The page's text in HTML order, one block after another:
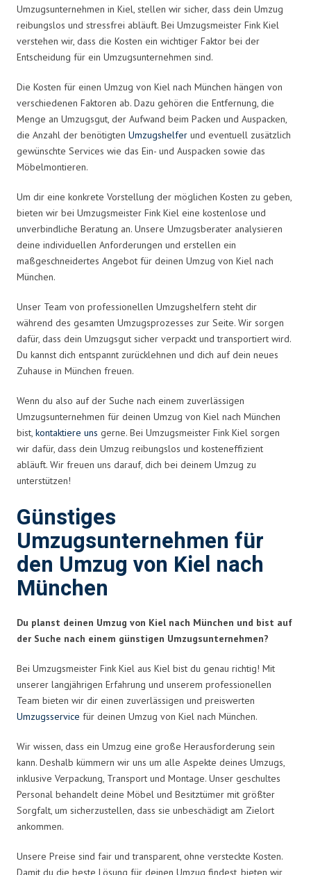
Umzugsunternehmen in Kiel, stellen wir sicher, dass dein Umzug
reibungslos und stressfrei abläuft. Bei Umzugsmeister Fink Kiel
verstehen wir, dass die Kosten ein wichtiger Faktor bei der
Entscheidung für ein Umzugsunternehmen sind.
Die Kosten für einen Umzug von Kiel nach München hängen von
verschiedenen Faktoren ab. Dazu gehören die Entfernung, die
Menge an Umzugsgut, der Aufwand beim Packen und Auspacken,
die Anzahl der benötigten Umzugshelfer und eventuell zusätzlich
gewünschte Services wie das Ein- und Auspacken sowie das
Möbelmontieren.
Um dir eine konkrete Vorstellung der möglichen Kosten zu geben,
bieten wir bei Umzugsmeister Fink Kiel eine kostenlose und
unverbindliche Beratung an. Unsere Umzugsberater analysieren
deine individuellen Anforderungen und erstellen ein
maßgeschneidertes Angebot für deinen Umzug von Kiel nach
München.
Unser Team von professionellen Umzugshelfern steht dir
während des gesamten Umzugsprozesses zur Seite. Wir sorgen
dafür, dass dein Umzugsgut sicher verpackt und transportiert wird.
Du kannst dich entspannt zurücklehnen und dich auf dein neues
Zuhause in München freuen.
Wenn du also auf der Suche nach einem zuverlässigen
Umzugsunternehmen für deinen Umzug von Kiel nach München
bist, kontaktiere uns gerne. Bei Umzugsmeister Fink Kiel sorgen
wir dafür, dass dein Umzug reibungslos und kosteneffizient
abläuft. Wir freuen uns darauf, dich bei deinem Umzug zu
unterstützen!
Günstiges
Umzugsunternehmen für
den Umzug von Kiel nach
München
Du planst deinen Umzug von Kiel nach München und bist auf
der Suche nach einem günstigen Umzugsunternehmen?
Bei Umzugsmeister Fink Kiel aus Kiel bist du genau richtig! Mit
unserer langjährigen Erfahrung und unserem professionellen
Team bieten wir dir einen zuverlässigen und preiswerten
Umzugsservice für deinen Umzug von Kiel nach München.
Wir wissen, dass ein Umzug eine große Herausforderung sein
kann. Deshalb kümmern wir uns um alle Aspekte deines Umzugs,
inklusive Verpackung, Transport und Montage. Unser geschultes
Personal behandelt deine Möbel und Besitztümer mit größter
Sorgfalt, um sicherzustellen, dass sie unbeschädigt am Zielort
ankommen.
Unsere Preise sind fair und transparent, ohne versteckte Kosten.
Damit du die beste Lösung für deinen Umzug findest, bieten wir